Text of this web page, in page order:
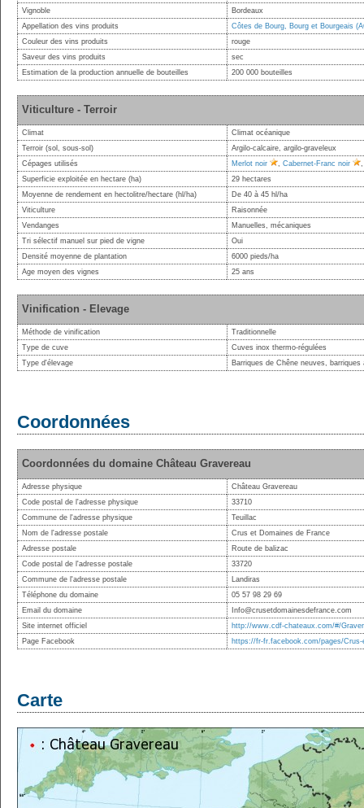
Vignoble
Bordeaux
Appellation des vins produits
Côtes de Bourg, Bourg et Bourgeais
Couleur des vins produits
rouge
Saveur des vins produits
sec
Estimation de la production annuelle de bouteilles
200 000 bouteilles
Viticulture - Terroir
Climat
Climat océanique
Terroir (sol, sous-sol)
Argilo-calcaire, argilo-graveleux
Cépages utilisés
Merlot noir , Cabernet-Franc noir
Superficie exploitée en hectare (ha)
29 hectares
Moyenne de rendement en hectolitre/hectare (hl/ha)
De 40 à 45 hl/ha
Viticulture
Raisonnée
Vendanges
Manuelles, mécaniques
Tri sélectif manuel sur pied de vigne
Oui
Densité moyenne de plantation
6000 pieds/ha
Age moyen des vignes
25 ans
Vinification - Elevage
Méthode de vinification
Traditionnelle
Type de cuve
Cuves inox thermo-régulées
Type d'élevage
Barriques de Chêne neuves, barriques
Coordonnées
Coordonnées du domaine Château Gravereau
Adresse physique
Château Gravereau
Code postal de l'adresse physique
33710
Commune de l'adresse physique
Teuillac
Nom de l'adresse postale
Crus et Domaines de France
Adresse postale
Route de balizac
Code postal de l'adresse postale
33720
Commune de l'adresse postale
Landiras
Téléphone du domaine
05 57 98 29 69
Email du domaine
Info@crusetdomainesdefrance.com
Site internet officiel
http://www.cdf-chateaux.com/#/
Page Facebook
https://fr-fr.facebook.com/pages/Crus-
Carte